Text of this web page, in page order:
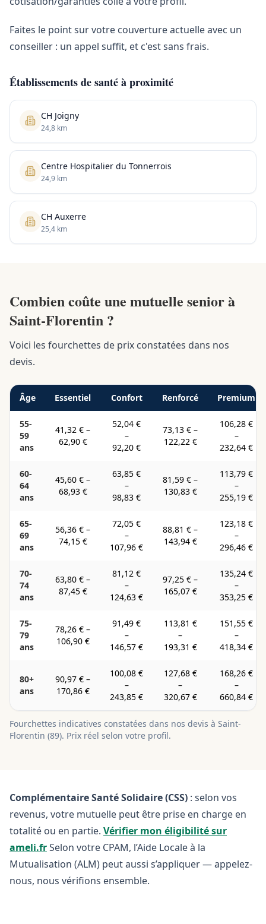
Faites le point sur votre couverture actuelle avec un
conseiller : un appel suffit, et c'est sans frais.
Établissements de santé à proximité
CH Joigny
24,8 km
Centre Hospitalier du Tonnerrois
24,9 km
CH Auxerre
25,4 km
Combien coûte une mutuelle senior à
Saint-Florentin ?
Voici les fourchettes de prix constatées dans nos
devis.
Âge Essentiel Confort Renforcé Premium
55-
59
ans
41,32 € –
62,90 €
52,04 €
–
92,20 €
73,13 € –
122,22 €
106,28 €
–
232,64 €
60-
64
ans
45,60 € –
68,93 €
63,85 €
–
98,83 €
81,59 € –
130,83 €
113,79 €
–
255,19 €
65-
69
ans
56,36 € –
74,15 €
72,05 €
–
107,96 €
88,81 € –
143,94 €
123,18 €
–
296,46 €
70-
74
ans
63,80 € –
87,45 €
81,12 €
–
124,63 €
97,25 € –
165,07 €
135,24 €
–
353,25 €
75-
79
ans
78,26 € –
106,90 €
91,49 €
–
146,57 €
113,81 €
–
193,31 €
151,55 €
–
418,34 €
80+
ans
90,97 € –
170,86 €
100,08 €
–
243,85 €
127,68 €
–
320,67 €
168,26 €
–
660,84 €
Fourchettes indicatives constatées dans nos devis à Saint-
Florentin (89). Prix réel selon votre profil.
Complémentaire Santé Solidaire (CSS) : selon vos
revenus, votre mutuelle peut être prise en charge en
totalité ou en partie. Vérifier mon éligibilité sur
ameli.frSelon votre CPAM, l’Aide Locale à la
Mutualisation (ALM) peut aussi s’appliquer — appelez-
nous, nous vérifions ensemble.